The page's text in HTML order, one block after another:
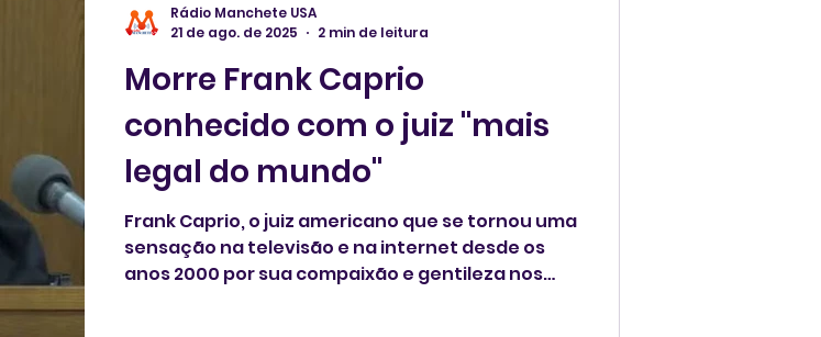
Morre Frank Caprio
conhecido com o juiz "mais
legal do mundo"
Frank Caprio, o juiz americano que se tornou uma
sensação na televisão e na internet desde os
anos 2000 por sua compaixão e gentileza nos
Rádio Manchete USA
21 de ago. de 2025
2 min de leitura